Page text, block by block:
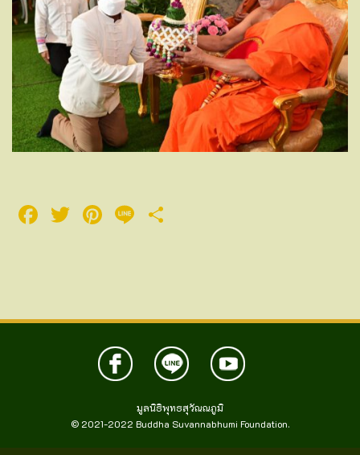
Facebook
Twitter
Pinterest
Line
มูลนิธิพุทธสุวัณณภูมิ
© 2021-2022 Buddha Suvannabhumi Foundation.